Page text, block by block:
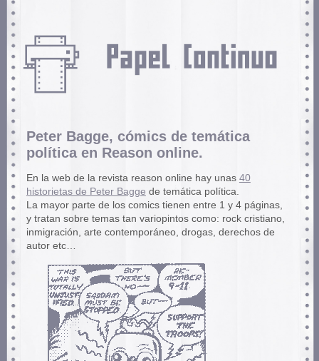
Peter Bagge, cómics de temática
política en Reason online.
En la web de la revista reason online hay unas 40
historietas de Peter Bagge de temática política.
La mayor parte de los comics tienen entre 1 y 4 páginas,
y tratan sobre temas tan variopintos como: rock cristiano,
inmigración, arte contemporáneo, drogas, derechos de
autor etc…